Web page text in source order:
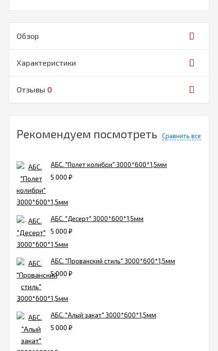
Обзор
Характеристики
Отзывы 0
Рекомендуем посмотреть Сравнить все
АБС. "Полет колибри" 3000*600*1,5мм
5 000 ₽
АБС. "Десерт" 3000*600*1,5мм
5 000 ₽
АБС. "Прованский стиль" 3000*600*1,5мм
5 000 ₽
АБС. "Алый закат" 3000*600*1,5мм
5 000 ₽